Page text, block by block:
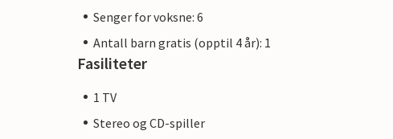
Senger for voksne: 6
Antall barn gratis (opptil 4 år): 1
Fasiliteter
1 TV
Stereo og CD-spiller